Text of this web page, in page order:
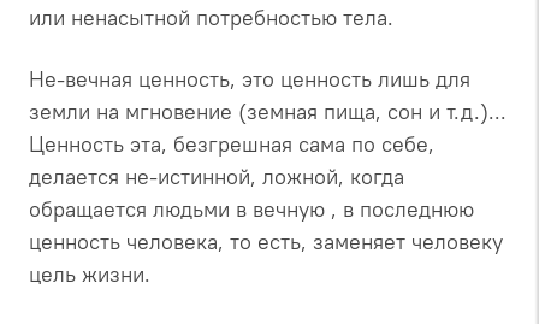
или ненасытной потребностью тела.
Не-вечная ценность, это ценность лишь для
земли на мгновение (земная пища, сон и т.д.)...
Ценность эта, безгрешная сама по себе,
делается не-истинной, ложной, когда
обращается людьми в вечную , в последнюю
ценность человека, то есть, заменяет человеку
цель жизни.